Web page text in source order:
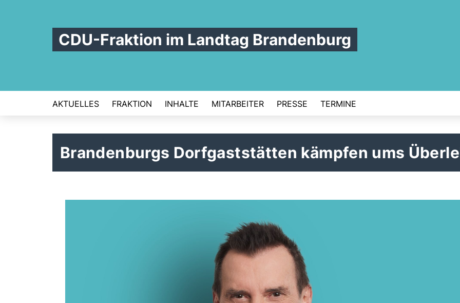
CDU-Fraktion im Landtag Brandenburg
AKTUELLES FRAKTION INHALTE MITARBEITER PRESSE TERMINE
Brandenburgs Dorfgaststätten kämpfen ums